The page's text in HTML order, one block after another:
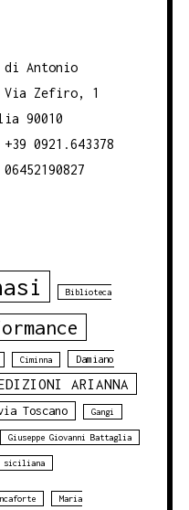
Antonio
Via Zefiro, 1
90010
0921.643378
Biblioteca
Ciminna Damiano
ARIANNA
Toscano Gangi
Giuseppe Giovanni Battaglia
siciliana
Maria